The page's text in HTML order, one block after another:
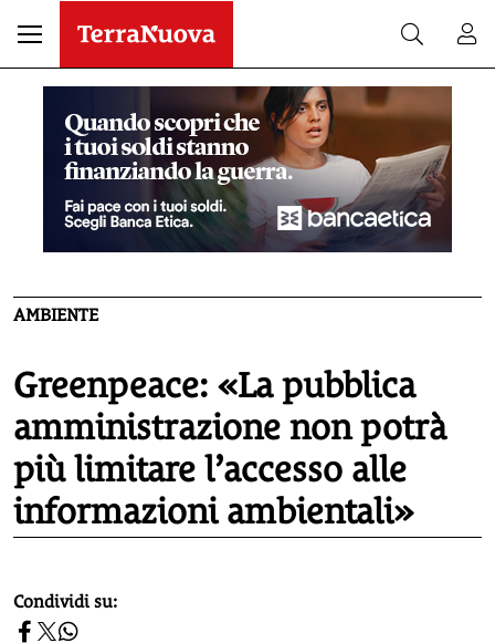
AMBIENTE
Greenpeace: «La pubblica
amministrazione non potrà
più limitare l’accesso alle
informazioni ambientali»
homepage h2
Condividi su: